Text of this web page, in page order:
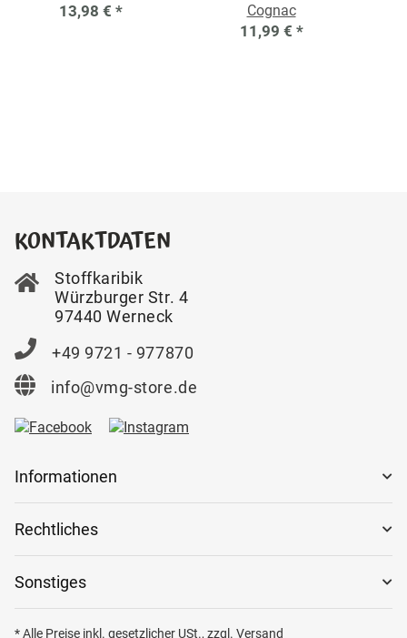
13,98 € *
Cognac
11,99 € *
KONTAKTDATEN
Stoffkaribik
Würzburger Str. 4
97440 Werneck
+49 9721 - 977870
info@vmg-store.de
Informationen
Rechtliches
Sonstiges
* Alle Preise inkl. gesetzlicher USt., zzgl. Versand